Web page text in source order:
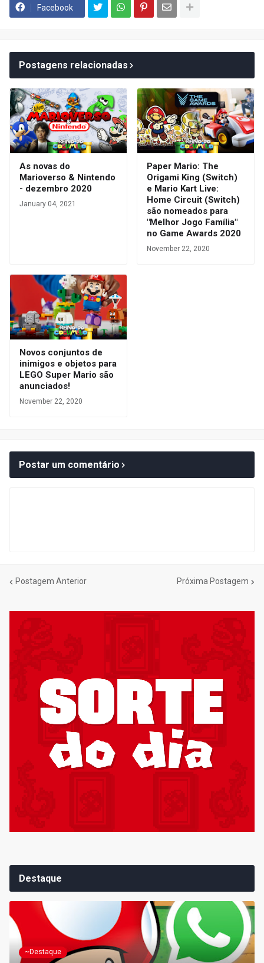
Facebook
Postagens relacionadas
As novas do
Marioverso & Nintendo
- dezembro 2020
January 04, 2021
Paper Mario: The
Origami King (Switch)
e Mario Kart Live:
Home Circuit (Switch)
são nomeados para
"Melhor Jogo Família"
no Game Awards 2020
November 22, 2020
Novos conjuntos de
inimigos e objetos para
LEGO Super Mario são
anunciados!
November 22, 2020
Postar um comentário
Postagem Anterior Próxima Postagem
Destaque
~Destaque